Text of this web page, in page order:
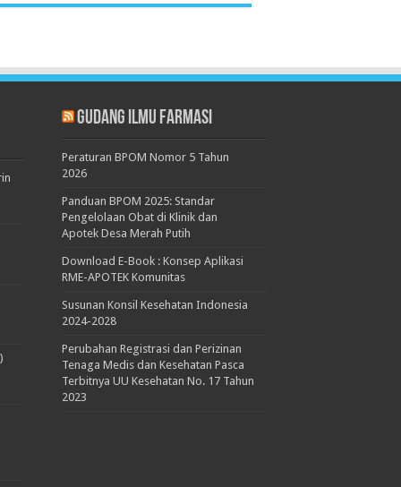
Gudang Ilmu Farmasi
Peraturan BPOM Nomor 5 Tahun
2026
Panduan BPOM 2025: Standar
Pengelolaan Obat di Klinik dan
Apotek Desa Merah Putih
Download E-Book : Konsep Aplikasi
RME-APOTEK Komunitas
Susunan Konsil Kesehatan Indonesia
2024-2028
Perubahan Registrasi dan Perizinan
Tenaga Medis dan Kesehatan Pasca
Terbitnya UU Kesehatan No. 17 Tahun
2023